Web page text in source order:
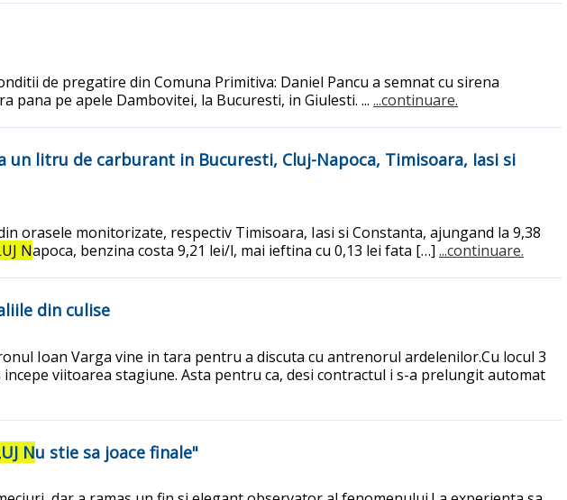
de pregatire din Comuna Primitiva: Daniel Pancu a semnat cu sirena
pana pe apele Dambovitei, la Bucuresti, in Giulesti. ... ...continuare.
litru de carburant in Bucuresti, Cluj-Napoca, Timisoara, Iasi si
orasele monitorizate, respectiv Timisoara, Iasi si Constanta, ajungand la 9,38
Napoca, benzina costa 9,21 lei/l, mai ieftina cu 0,13 lei fata […] ...continuare.
din culise
Ioan Varga vine in tara pentru a discuta cu antrenorul ardelenilor.Cu locul 3
viitoarea stagiune. Asta pentru ca, desi contractul i s-a prelungit automat
Nu stie sa joace finale"